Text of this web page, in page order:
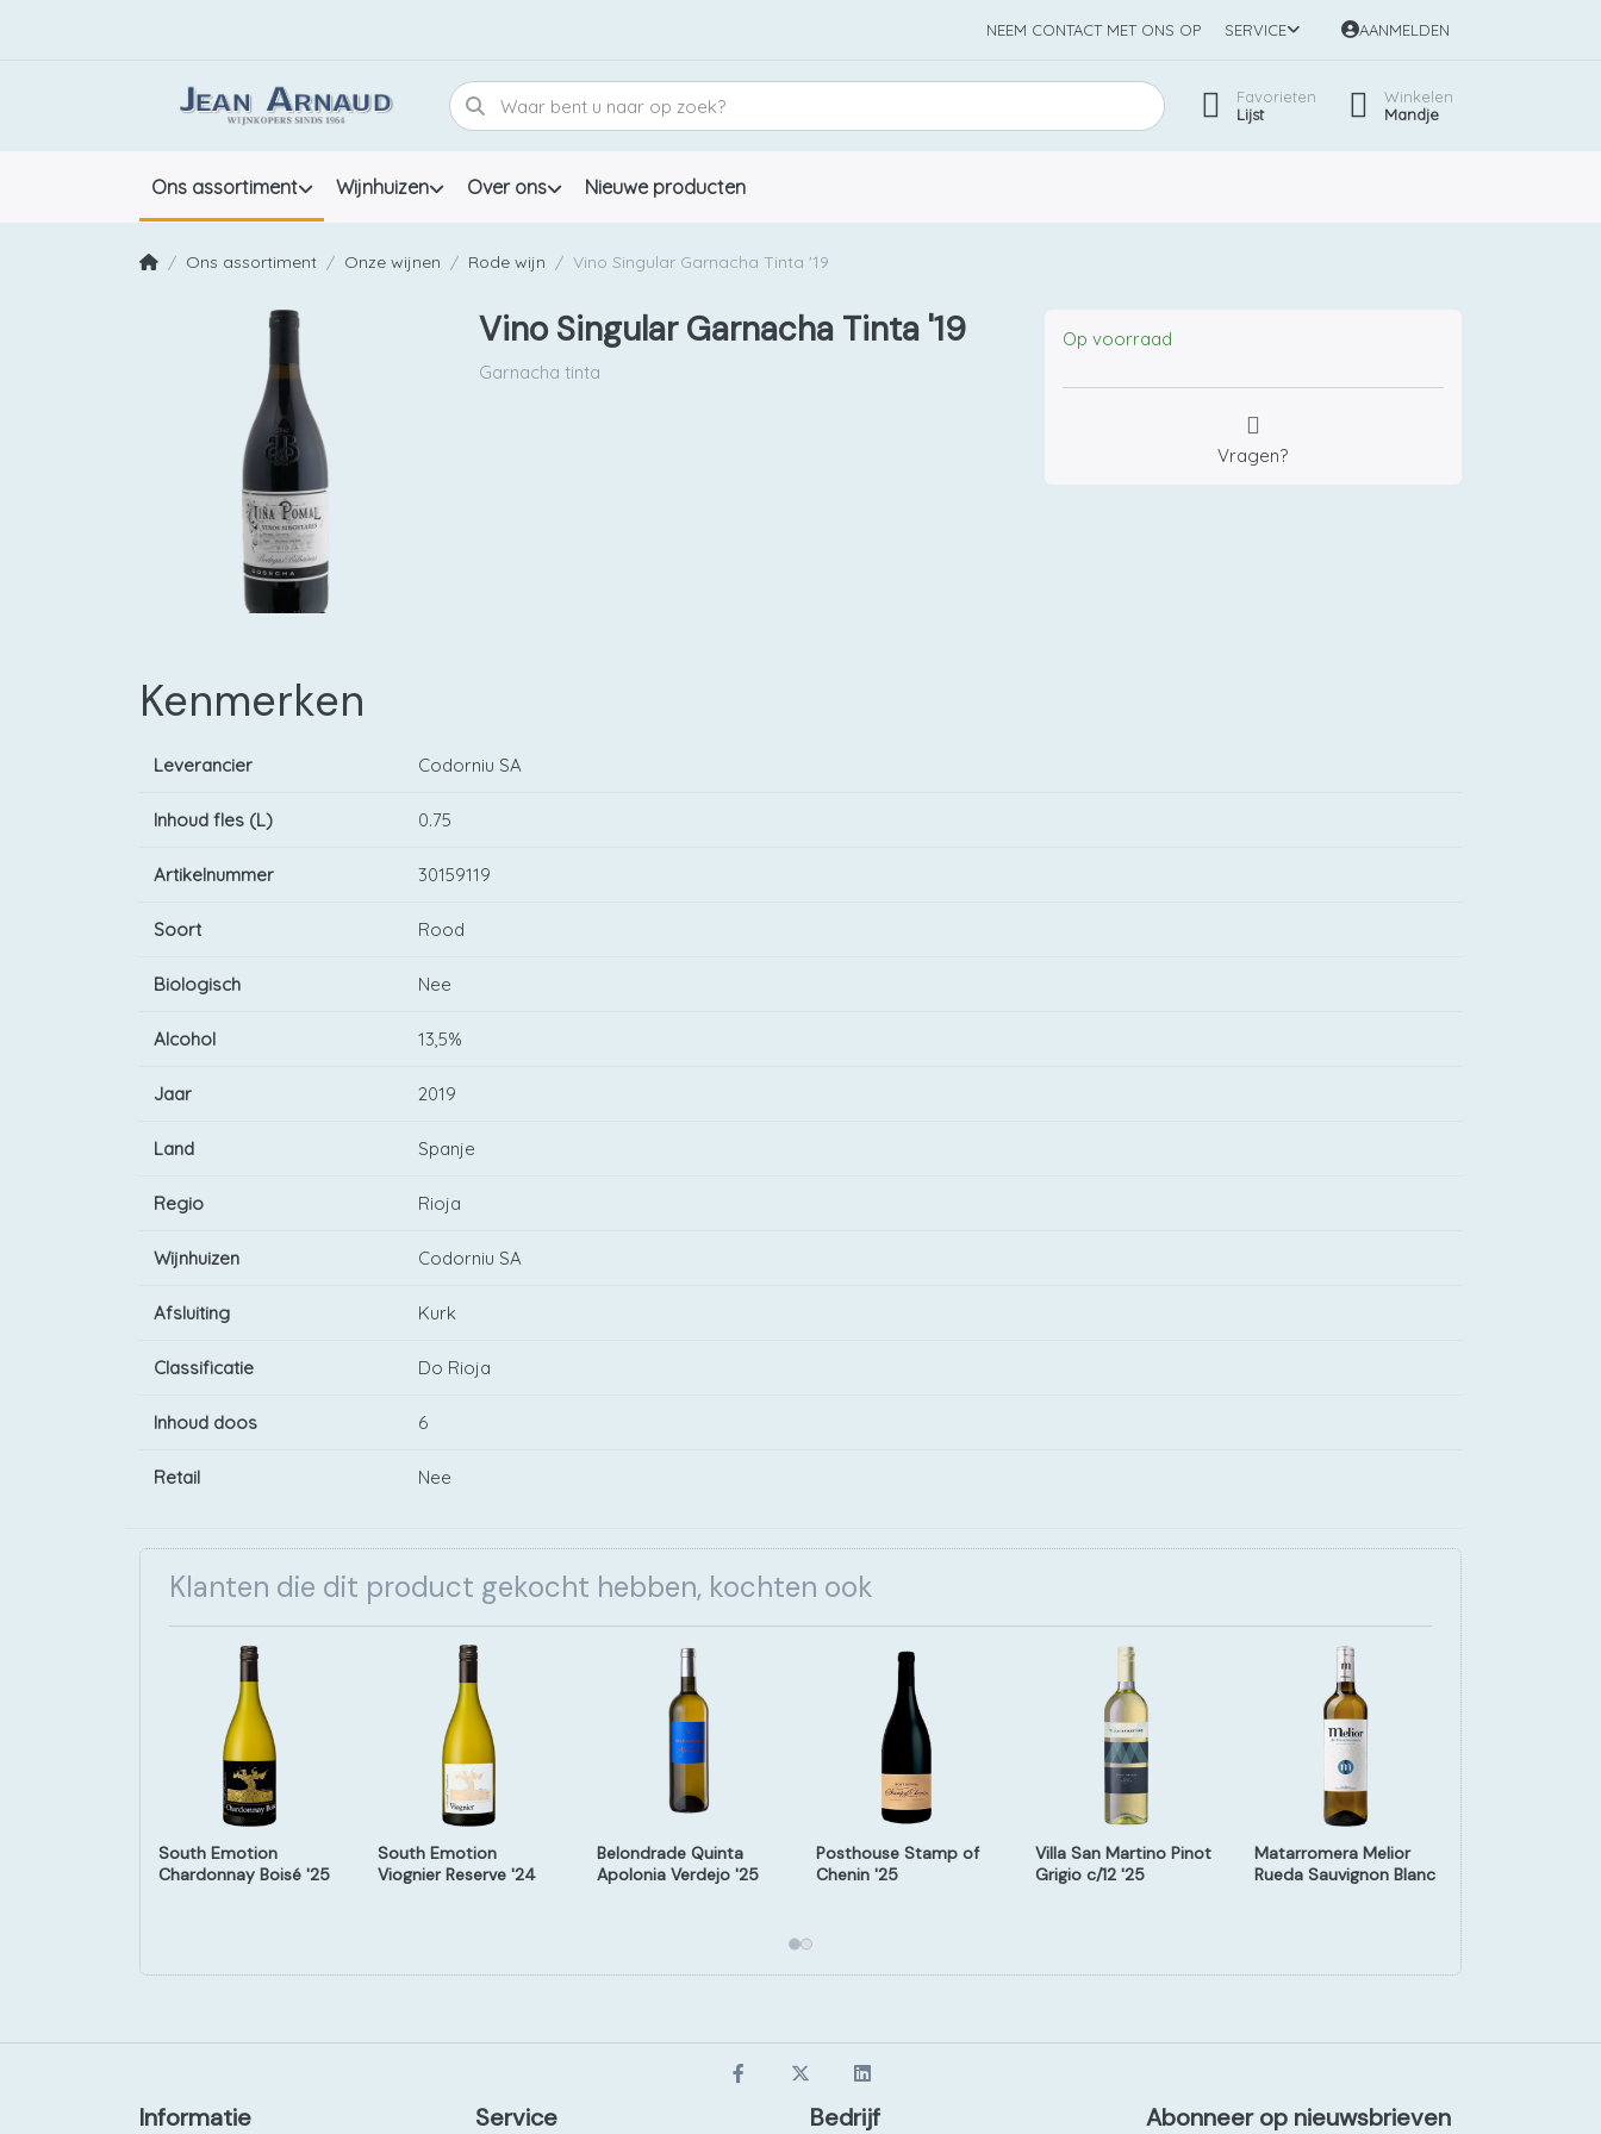
NEEM CONTACT MET ONS OP SERVICE AANMELDEN
Favorieten
Lijst
Winkelen
Mandje
Ons assortiment Wijnhuizen Over ons Nieuwe producten
Ons assortiment Onze wijnen Rode wijn Vino Singular Garnacha Tinta '19
Vino Singular Garnacha Tinta '19
Garnacha tinta
Op voorraad
Vragen?
Kenmerken
Leverancier Codorniu SA
Inhoud fles (L) 0.75
Artikelnummer 30159119
Soort Rood
Biologisch Nee
Alcohol 13,5%
Jaar 2019
Land Spanje
Regio Rioja
Wijnhuizen Codorniu SA
Afsluiting Kurk
Classificatie Do Rioja
Inhoud doos 6
Retail Nee
Klanten die dit product gekocht hebben, kochten ook
South Emotion
Chardonnay Boisé '25
South Emotion
Viognier Reserve '24
Belondrade Quinta
Apolonia Verdejo '25
Posthouse Stamp of
Chenin '25
Villa San Martino Pinot
Grigio c/12 '25
Matarromera Melior
Rueda Sauvignon Blanc
Informatie Service Bedrijf Abonneer op nieuwsbrieven